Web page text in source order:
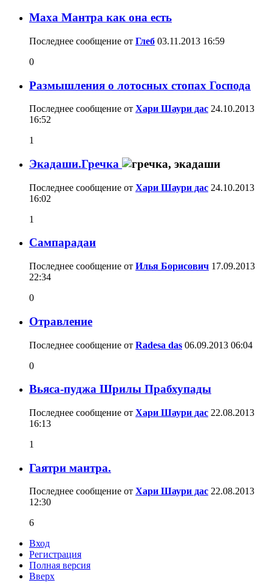
Маха Мантра как она есть
Последнее сообщение от Глеб 03.11.2013 16:59
0
Размышления о лотосных стопах Господа
Последнее сообщение от Хари Шаури дас 24.10.2013
16:52
1
Экадаши.Гречка
Последнее сообщение от Хари Шаури дас 24.10.2013
16:02
1
Сампарадаи
Последнее сообщение от Илья Борисович 17.09.2013
22:34
0
Отравление
Последнее сообщение от Radesa das 06.09.2013 06:04
0
Вьяса-пуджа Шрилы Прабхупады
Последнее сообщение от Хари Шаури дас 22.08.2013
16:13
1
Гаятри мантра.
Последнее сообщение от Хари Шаури дас 22.08.2013
12:30
6
Вход
Регистрация
Полная версия
Вверх